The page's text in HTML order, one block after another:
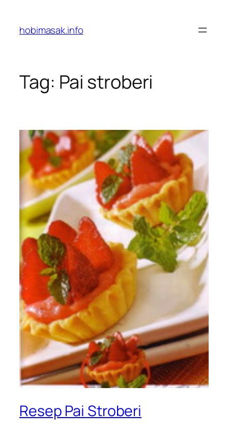
content
hobimasak.info
Tag: Pai stroberi
Resep Pai Stroberi